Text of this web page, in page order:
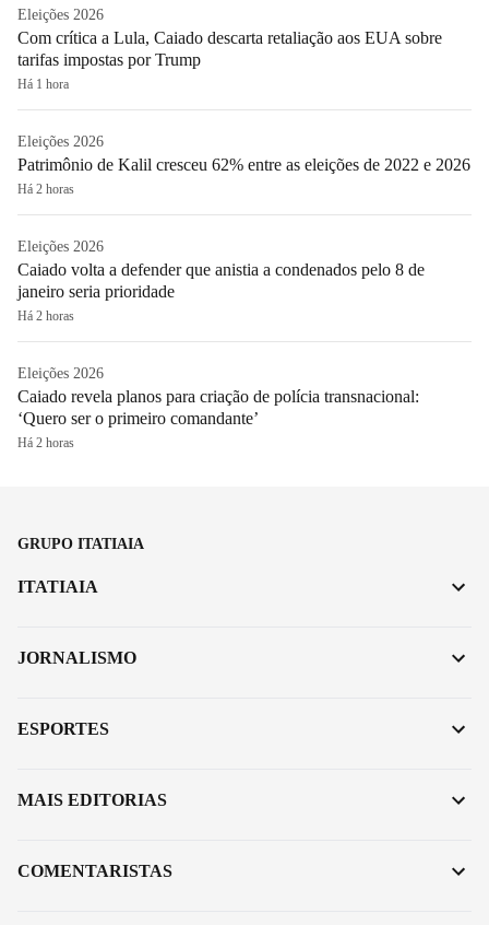
Eleições 2026
Com crítica a Lula, Caiado descarta retaliação aos EUA sobre
tarifas impostas por Trump
Há 1 hora
Eleições 2026
Patrimônio de Kalil cresceu 62% entre as eleições de 2022 e 2026
Há 2 horas
Eleições 2026
Caiado volta a defender que anistia a condenados pelo 8 de
janeiro seria prioridade
Há 2 horas
Eleições 2026
Caiado revela planos para criação de polícia transnacional:
‘Quero ser o primeiro comandante’
Há 2 horas
GRUPO ITATIAIA
ITATIAIA
JORNALISMO
ESPORTES
MAIS EDITORIAS
COMENTARISTAS